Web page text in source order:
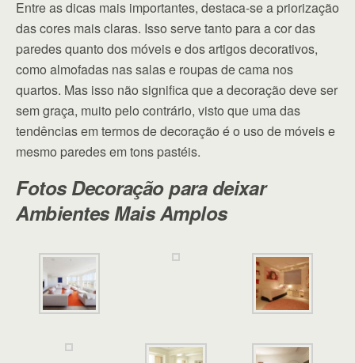
Entre as dicas mais importantes, destaca-se a priorização
das cores mais claras. Isso serve tanto para a cor das
paredes quanto dos móveis e dos artigos decorativos,
como almofadas nas salas e roupas de cama nos
quartos. Mas isso não significa que a decoração deve ser
sem graça, muito pelo contrário, visto que uma das
tendências em termos de decoração é o uso de móveis e
mesmo paredes em tons pastéis.
Fotos Decoração para deixar
Ambientes Mais Amplos